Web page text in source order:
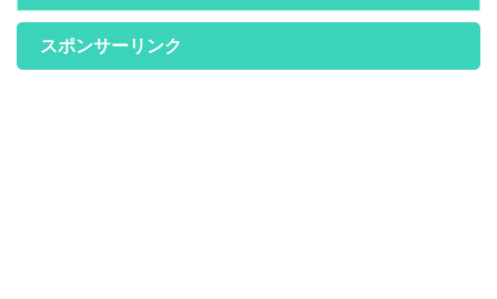
スポンサーリンク